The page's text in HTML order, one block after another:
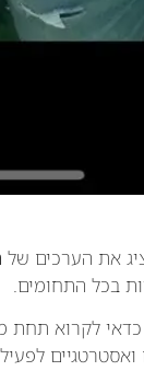
את הערכים של
בכל התחומים.
לקרוא תחת